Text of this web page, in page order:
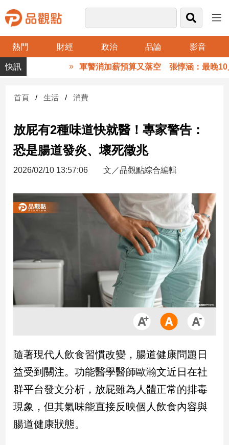
熱門 財經 政治 品論 影音
品
觀
財
台
財
新
產
經/
地
產
品
政
治
政
治
焦
品
軍警消加薪預算又落空 張惇涵：最晚10月
首頁 生活 消費
放屁有2種味道快就醫！專家警告：
恐是腸道發炎、壞死徵兆
2026/02/10 13:57:06 文／品觀點綜合編輯
隨著現代人飲食習慣改變，腸道健康問題日
益受到關注。功能醫學醫師歐瀚文近日在社
群平台發文分析，放屁雖為人體正常的排毒
現象，但其氣味能直接反映個人飲食內容與
腸道健康狀態。